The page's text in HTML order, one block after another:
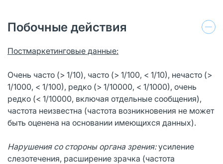
Побочные действия
Постмаркетинговые данные:
Очень часто (> 1/10), часто (> 1/100, < 1/10), нечасто (>
1/1000, < 1/100), редко (> 1/10000, < 1/1000), очень
редко (< 1/10000, включая отдельные сообщения),
частота неизвестна (частота возникновения не может
быть оценена на основании имеющихся данных).
Нарушения со стороны органа зрения:усиление
слезотечения, расширение зрачка (частота